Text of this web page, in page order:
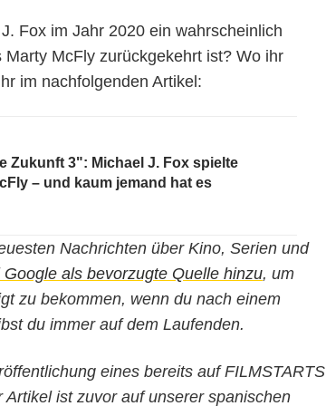
Fox im Jahr 2020 ein wahrscheinlich
McFly zurückgekehrt ist? Wo ihr
im nachfolgenden Artikel:
Zukunft 3": Michael J. Fox spielte
– und kaum jemand hat es
Nachrichten über Kino, Serien und
als bevorzugte Quelle hinzu, um
zu bekommen, wenn du nach einem
du immer auf dem Laufenden.
eines bereits auf FILMSTARTS
ist zuvor auf unserer spanischen